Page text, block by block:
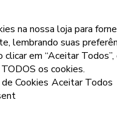
na nossa loja para
lembrando suas
em “Aceitar Todos”,
os cookies.
Cookies Aceitar Todos